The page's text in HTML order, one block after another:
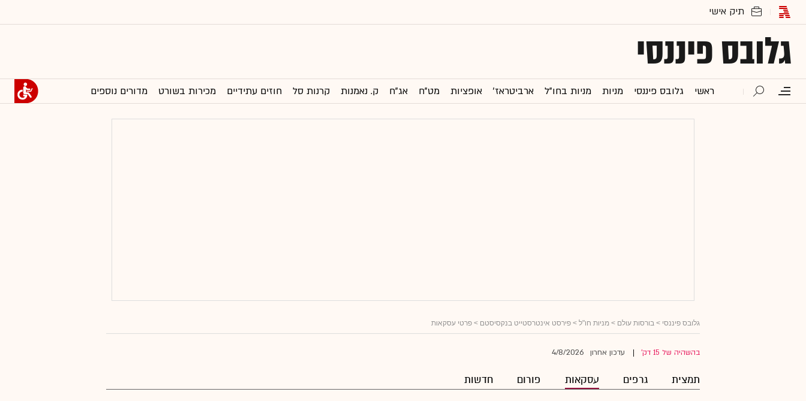
גלובס פיננסי
ראשי גלובס פיננסי מניות מניות בחו"ל ארביטראז' אופציות מט"ח אג"ח ק. נאמנות קרנות סל חוזים עתידיים מכירות בשורט מדורים נוספים
גלובס פיננסי > בורסות עולם > מניות חו"ל > פירסט אינטרסטייט בנקסיסטם > פרטי עסקאות
בהשהיה של 15 דק' עדכון אחרון 4/8/2026
תמצית גרפים עסקאות פורום חדשות